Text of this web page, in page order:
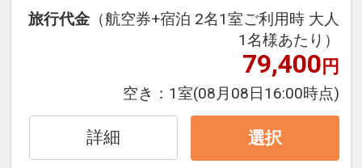
なの長期滞在の方にもオススメで
す。キッチン用具や食器類、物干し
竿等もフロントにて無料で貸し出し
（数に限り有り）。自転車など各種
レンタルも充実。ご自宅でおくつろ
ぎ頂けるような感覚でご宿泊出来ま
す。
旅行代金 （航空券+宿泊 2名1室ご利用時 大人
1名様あたり）
79,400円
空き： 1室(08月08日16:00時点)
詳細 選択